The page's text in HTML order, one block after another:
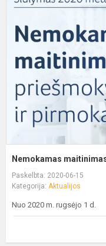
Nemokamas
Paskelbta: 2020-06-15
Kategorija: Aktualijos
Nuo 2020 m. rugsėjo 1 d.